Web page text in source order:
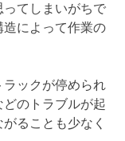
ってしまいがちで
によって作業の
ックが停められ
のトラブルが起
ることも少なく